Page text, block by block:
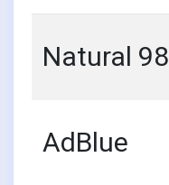
Natural 98
AdBlue